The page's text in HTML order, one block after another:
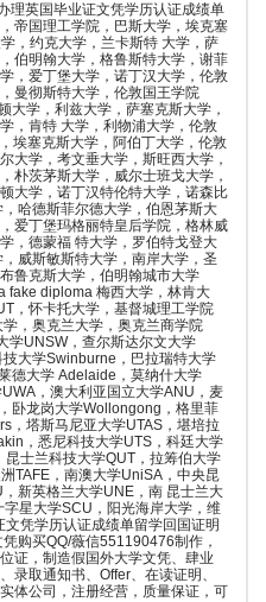
理英国毕业证文凭学历认证成绩单
帝国理工学院，巴斯大学，埃克塞
，约克大学，兰卡斯特 大学，萨
伯明翰大学，格鲁斯特大学，谢菲
，爱丁堡大学，诺丁汉大学，伦敦
曼彻斯特大学，伦敦国王学院
大学，利兹大学，萨塞克斯大学，
，肯特 大学，利物浦大学，伦敦
埃塞克斯大学，阿伯丁大学，伦敦
大学，考文垂大学，斯旺西大学，
朴茨茅斯大学，威尔士班戈大学，
大学，诺丁汉特伦特大学，诺森比
哈德斯菲尔德大学，伯恩茅斯大
爱丁堡玛格丽特皇后学院，格林威
，德蒙福 特大学，罗伯特戈登大
威斯敏斯特大学，南岸大学，圣
鲁克斯大学，伯明翰城市大学
fake diploma 梅西大学，林肯大
，怀卡托大学，基督城理工学院
，奥克兰大学，奥克兰商学院
学UNSW，查尔斯达尔文大学
大学Swinburne，巴拉瑞特大学
德大学 Adelaide，莫纳什大学
，澳大利亚国立大学ANU，麦
卧龙岗大学Wollongong，格里菲
，塔斯马尼亚大学UTAS，堪培拉
，悉尼科技大学UTS，科廷大学
士兰科技大学QUT，拉筹伯大学
TAFE，南澳大学UniSA，中央昆
新英格兰大学UNE，南 昆士兰大
星大学SCU，阳光海岸大学，维
凭学历认证成绩单留学回国证明
购买QQ/薇信551190476制作，
证，制造假国外大学文凭、肆业
录取通知书、Offer、在读证明、
体公司，注册经营，质量保证，可